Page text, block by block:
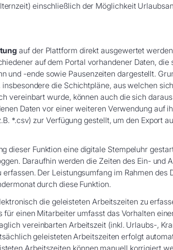
einschließlich der Möglichkeit
auf der Plattform direkt ausgewertet
auf dem Portal vorhandener Daten, die
und -ende sowie Pausenzeiten dargestellt.
die Schichtpläne, aus welchen
vereinbart wurde, können auch die sich
Daten vor einer weiteren Verwendung auf
*.csv) zur Verfügung gestellt, um den Export
dieser Funktion eine digitale Stempeluhr
Daraufhin werden die Zeiten des Ein- und
Der Leistungsumfang im Rahmen des
durch diese Funktion.
die geleisteten Arbeitszeiten zu
einen Mitarbeiter umfasst das Vorhalten
vereinbarten Arbeitszeit (inkl. Urlaubs-,
geleisteten Arbeitszeiten erfolgt